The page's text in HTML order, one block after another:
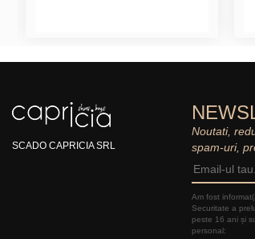
SCADO CAPRICIA SRL
Noutati,
spam-uri,
Am fost
Securitate a
peste 16 ani și
personal: